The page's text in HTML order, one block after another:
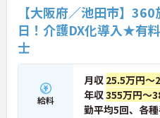
【大阪府／池田市】
日！介護DX化導入★有
士
給料
月収 25.5万円～
年収355万円～
勤平均5回、各